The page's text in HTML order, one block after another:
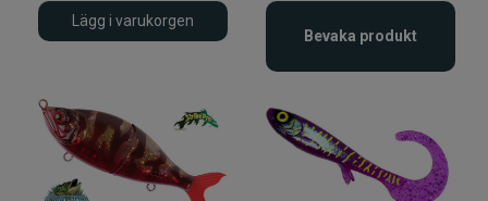
Kläder
Specimenfiske
Varumärken
Lägg i varukorgen
Bevaka produkt